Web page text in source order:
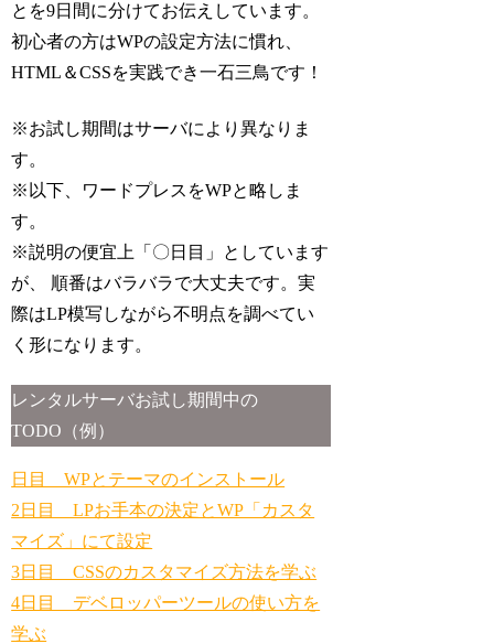
とを9日間に分けてお伝えしています。
初心者の方はWPの設定方法に慣れ、
HTML＆CSSを実践でき一石三鳥です！
※お試し期間はサーバにより異なりま
す。
※以下、ワードプレスをWPと略しま
す。
※説明の便宜上「〇日目」としています
が、 順番はバラバラで大丈夫です。実
際はLP模写しながら不明点を調べてい
く形になります。
レンタルサーバお試し期間中の
TODO（例）
日目 WPとテーマのインストール
2日目 LPお手本の決定とWP「カスタ
マイズ」にて設定
3日目 CSSのカスタマイズ方法を学ぶ
4日目 デベロッパーツールの使い方を
学ぶ